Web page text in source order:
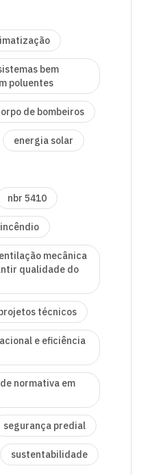
bem
poluentes
de bombeiros
energia solar
nbr 5410
mecânica
qualidade do
técnicos
e eficiência
normativa em
segurança predial
sustentabilidade